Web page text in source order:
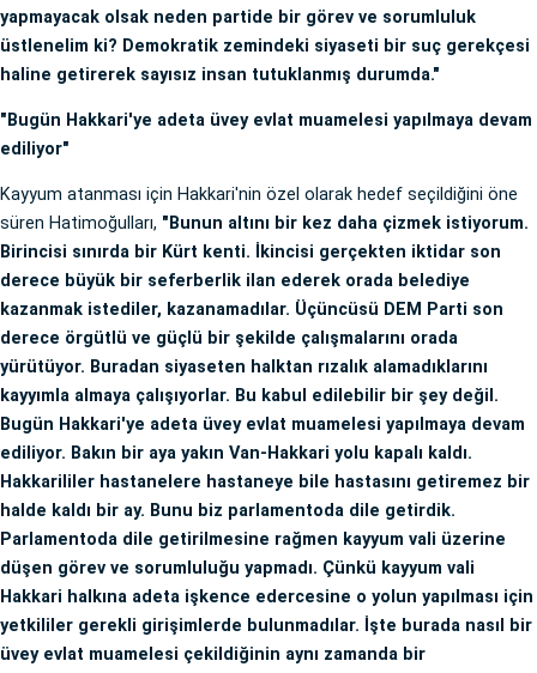
yapmayacak olsak neden partide bir görev ve sorumluluk
üstlenelim ki? Demokratik zemindeki siyaseti bir suç gerekçesi
haline getirerek sayısız insan tutuklanmış durumda."
"Bugün Hakkari'ye adeta üvey evlat muamelesi yapılmaya devam
ediliyor"
Kayyum atanması için Hakkari'nin özel olarak hedef seçildiğini öne
süren Hatimoğulları, "Bunun altını bir kez daha çizmek istiyorum.
Birincisi sınırda bir Kürt kenti. İkincisi gerçekten iktidar son
derece büyük bir seferberlik ilan ederek orada belediye
kazanmak istediler, kazanamadılar. Üçüncüsü DEM Parti son
derece örgütlü ve güçlü bir şekilde çalışmalarını orada
yürütüyor. Buradan siyaseten halktan rızalık alamadıklarını
kayyımla almaya çalışıyorlar. Bu kabul edilebilir bir şey değil.
Bugün Hakkari'ye adeta üvey evlat muamelesi yapılmaya devam
ediliyor. Bakın bir aya yakın Van-Hakkari yolu kapalı kaldı.
Hakkarililer hastanelere hastaneye bile hastasını getiremez bir
halde kaldı bir ay. Bunu biz parlamentoda dile getirdik.
Parlamentoda dile getirilmesine rağmen kayyum vali üzerine
düşen görev ve sorumluluğu yapmadı. Çünkü kayyum vali
Hakkari halkına adeta işkence edercesine o yolun yapılması için
yetkililer gerekli girişimlerde bulunmadılar. İşte burada nasıl bir
üvey evlat muamelesi çekildiğinin aynı zamanda bir